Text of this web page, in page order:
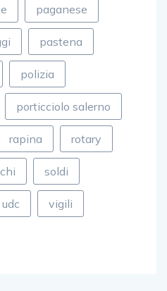
paganese
pastena
polizia
porticciolo salerno
rapina rotary
soldi
udc vigili